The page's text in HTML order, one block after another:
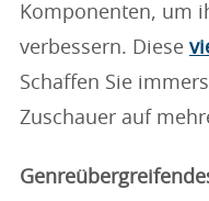
Komponenten, um
verbessern. Diese
Schaffen Sie
Zuschauer auf